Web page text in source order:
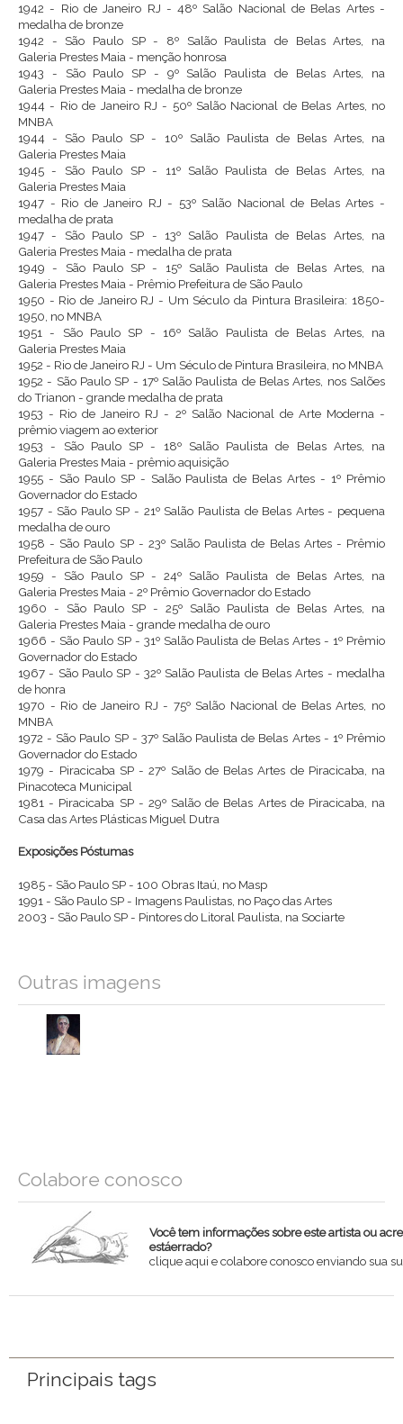
1942 - Rio de Janeiro RJ - 48º Salão Nacional de Belas Artes -
medalha de bronze
1942 - São Paulo SP - 8º Salão Paulista de Belas Artes, na
Galeria Prestes Maia - menção honrosa
1943 - São Paulo SP - 9º Salão Paulista de Belas Artes, na
Galeria Prestes Maia - medalha de bronze
1944 - Rio de Janeiro RJ - 50º Salão Nacional de Belas Artes, no
MNBA
1944 - São Paulo SP - 10º Salão Paulista de Belas Artes, na
Galeria Prestes Maia
1945 - São Paulo SP - 11º Salão Paulista de Belas Artes, na
Galeria Prestes Maia
1947 - Rio de Janeiro RJ - 53º Salão Nacional de Belas Artes -
medalha de prata
1947 - São Paulo SP - 13º Salão Paulista de Belas Artes, na
Galeria Prestes Maia - medalha de prata
1949 - São Paulo SP - 15º Salão Paulista de Belas Artes, na
Galeria Prestes Maia - Prêmio Prefeitura de São Paulo
1950 - Rio de Janeiro RJ - Um Século da Pintura Brasileira: 1850-
1950, no MNBA
1951 - São Paulo SP - 16º Salão Paulista de Belas Artes, na
Galeria Prestes Maia
1952 - Rio de Janeiro RJ - Um Século de Pintura Brasileira, no MNBA
1952 - São Paulo SP - 17º Salão Paulista de Belas Artes, nos Salões
do Trianon - grande medalha de prata
1953 - Rio de Janeiro RJ - 2º Salão Nacional de Arte Moderna -
prêmio viagem ao exterior
1953 - São Paulo SP - 18º Salão Paulista de Belas Artes, na
Galeria Prestes Maia - prêmio aquisição
1955 - São Paulo SP - Salão Paulista de Belas Artes - 1º Prêmio
Governador do Estado
1957 - São Paulo SP - 21º Salão Paulista de Belas Artes - pequena
medalha de ouro
1958 - São Paulo SP - 23º Salão Paulista de Belas Artes - Prêmio
Prefeitura de São Paulo
1959 - São Paulo SP - 24º Salão Paulista de Belas Artes, na
Galeria Prestes Maia - 2º Prêmio Governador do Estado
1960 - São Paulo SP - 25º Salão Paulista de Belas Artes, na
Galeria Prestes Maia - grande medalha de ouro
1966 - São Paulo SP - 31º Salão Paulista de Belas Artes - 1º Prêmio
Governador do Estado
1967 - São Paulo SP - 32º Salão Paulista de Belas Artes - medalha
de honra
1970 - Rio de Janeiro RJ - 75º Salão Nacional de Belas Artes, no
MNBA
1972 - São Paulo SP - 37º Salão Paulista de Belas Artes - 1º Prêmio
Governador do Estado
1979 - Piracicaba SP - 27º Salão de Belas Artes de Piracicaba, na
Pinacoteca Municipal
1981 - Piracicaba SP - 29º Salão de Belas Artes de Piracicaba, na
Casa das Artes Plásticas Miguel Dutra
Exposições Póstumas
1985 - São Paulo SP - 100 Obras Itaú, no Masp
1991 - São Paulo SP - Imagens Paulistas, no Paço das Artes
2003 - São Paulo SP - Pintores do Litoral Paulista, na Sociarte
Outras imagens
Colabore conosco
Você tem informações sobre este artista ou
estáerrado?
clique aqui e colabore conosco enviando sua
Principais tags